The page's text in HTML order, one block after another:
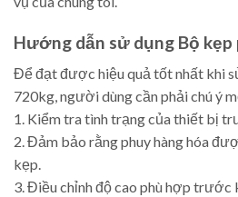
Hướng dẫn sử dụng Bộ kẹp
Để đạt được hiệu quả tốt nhất khi
720kg, người dùng cần phải chú ý
1. Kiểm tra tình trạng của thiết bị
2. Đảm bảo rằng phuy hàng hóa
kẹp.
3. Điều chỉnh độ cao phù hợp trước